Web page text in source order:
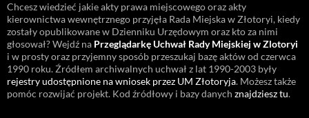
Chcesz wiedzieć jakie akty prawa miejscowego oraz akty
kierownictwa wewnętrznego przyjęła Rada Miejska w Złotoryi, kiedy
zostały opublikowane w Dzienniku Urzędowym oraz kto za nimi
głosował? Wejdź na Przeglądarkę Uchwał Rady Miejskiej w Zlotoryi
i w prosty oraz przyjemny sposób przeszukaj bazę aktów od czerwca
1990 roku. Źródłem archiwalnych uchwał z lat 1990-2003 były
rejestry udostępnione na wniosek przez UM Złotoryja. Możesz także
pomóc rozwijać projekt. Kod źródłowy i bazy danych znajdziesz tu.